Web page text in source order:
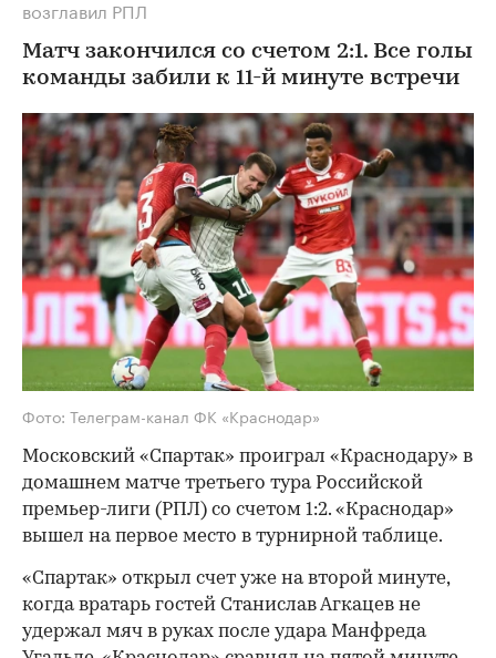
возглавил РПЛ
Матч закончился со счетом 2:1. Все голы
команды забили к 11-й минуте встречи
Фото: Телеграм-канал ФК «Краснодар»
Московский «Спартак» проиграл «Краснодару» в
домашнем матче третьего тура Российской
премьер-лиги (РПЛ) со счетом 1:2. «Краснодар»
вышел на первое место в турнирной таблице.
«Спартак» открыл счет уже на второй минуте,
когда вратарь гостей Станислав Агкацев не
удержал мяч в руках после удара Манфреда